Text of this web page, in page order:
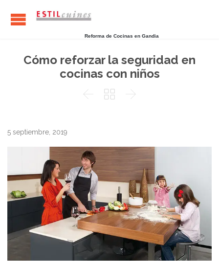
Reforma de Cocinas en Gandia
Cómo reforzar la seguridad en
cocinas con niños
  
5 septiembre, 2019